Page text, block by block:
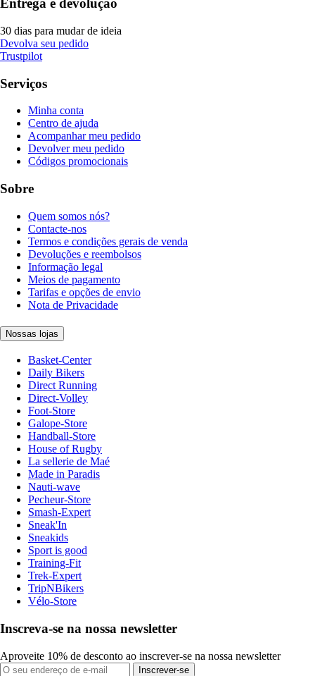
Entrega e devolução
30 dias para mudar de ideia
Devolva seu pedido
Trustpilot
Serviços
Minha conta
Centro de ajuda
Acompanhar meu pedido
Devolver meu pedido
Códigos promocionais
Sobre
Quem somos nós?
Contacte-nos
Termos e condições gerais de venda
Devoluções e reembolsos
Informação legal
Meios de pagamento
Tarifas e opções de envio
Nota de Privacidade
Nossas lojas
Basket-Center
Daily Bikers
Direct Running
Direct-Volley
Foot-Store
Galope-Store
Handball-Store
House of Rugby
La sellerie de Maé
Made in Paradis
Nauti-wave
Pecheur-Store
Smash-Expert
Sneak'In
Sneakids
Sport is good
Training-Fit
Trek-Expert
TripNBikers
Vélo-Store
Inscreva-se na nossa newsletter
Aproveite 10% de desconto ao inscrever-se na nossa newsletter
Inscrever-se